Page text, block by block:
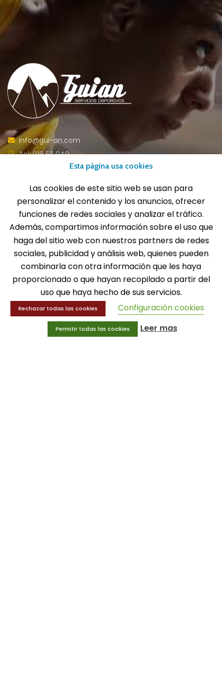
info@gui-an.com
Tel: 916 511 040
Whatsapp: 609 72 24 10
SOLICITA INFORMACIÓN
MENÚ
Balones
Educación física
Entrenamiento y educación física
Esta página usa cookies
Las cookies de este sitio web se usan para
personalizar el contenido y los anuncios, ofrecer
funciones de redes sociales y analizar el tráfico.
Además, compartimos información sobre el uso que
haga del sitio web con nuestros partners de redes
sociales, publicidad y análisis web, quienes pueden
combinarla con otra información que les haya
proporcionado o que hayan recopilado a partir del
uso que haya hecho de sus servicios.
Rechazar todas las cookies Configuración cookies
Permitir todas las cookies Leer mas